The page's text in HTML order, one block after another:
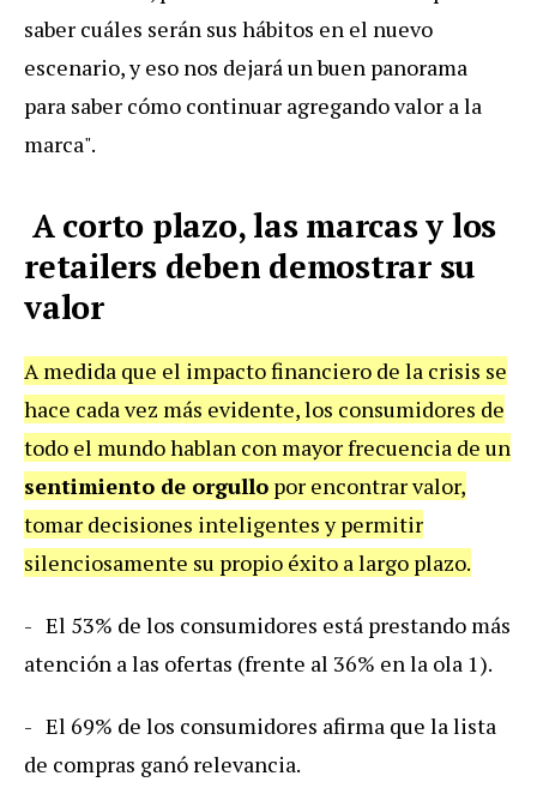
saber cuáles serán sus hábitos en el nuevo
escenario, y eso nos dejará un buen panorama
para saber cómo continuar agregando valor a la
marca".
A corto plazo, las marcas y los
retailers deben demostrar su
valor
A medida que el impacto financiero de la crisis se
hace cada vez más evidente, los consumidores de
todo el mundo hablan con mayor frecuencia de un
sentimiento de orgullo por encontrar valor,
tomar decisiones inteligentes y permitir
silenciosamente su propio éxito a largo plazo.
- El 53% de los consumidores está prestando más
atención a las ofertas (frente al 36% en la ola 1).
- El 69% de los consumidores afirma que la lista
de compras ganó relevancia.